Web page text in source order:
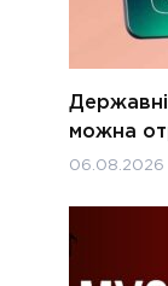
Державні
можна
06.08.2026